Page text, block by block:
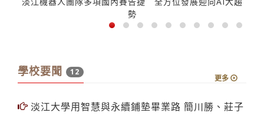
淡江機器人團隊多項國內賽告捷 全方位發展迎向AI大趨
勢
學校要聞 12
更多
淡江大學用智慧與永續鋪墊畢業路 簡川勝、莊子